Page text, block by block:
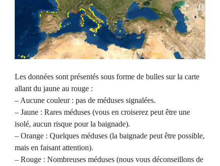
Les données sont présentés sous forme de bulles sur la carte
allant du jaune au rouge :
– Aucune couleur : pas de méduses signalées.
– Jaune : Rares méduses (vous en croiserez peut être une
isolé, aucun risque pour la baignade).
– Orange : Quelques méduses (la baignade peut être possible,
mais en faisant attention).
– Rouge : Nombreuses méduses (nous vous déconseillons de